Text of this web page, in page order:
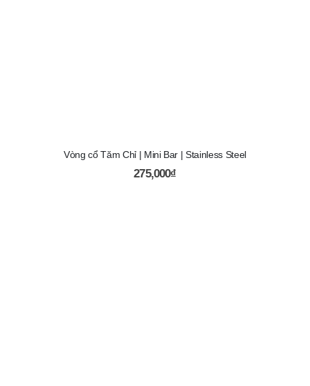
Vòng cổ Tăm Chỉ | Mini Bar | Stainless Steel
275,000₫